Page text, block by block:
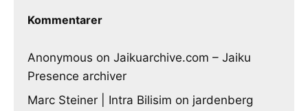
Kommentarer
Anonymous on Jaikuarchive.com – Jaiku
Presence archiver
Marc Steiner | Intra Bilisim on jardenberg